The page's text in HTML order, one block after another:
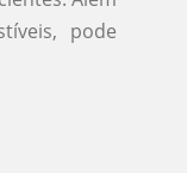
pode